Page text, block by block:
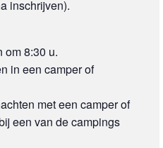
inschrijven).
om 8:30 u.
in een camper of
met een camper of
een van de campings